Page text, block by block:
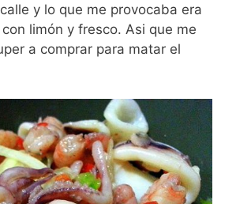
y lo que me provocaba era
limón y fresco. Asi que me
a comprar para matar el